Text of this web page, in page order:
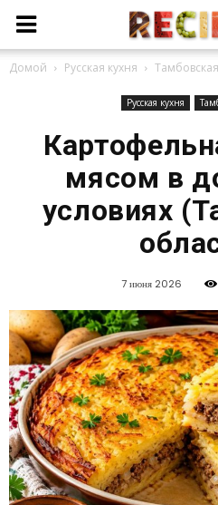
Домой Русская кухня
Русская кухня
мясом в
условиях
7 июня 2026